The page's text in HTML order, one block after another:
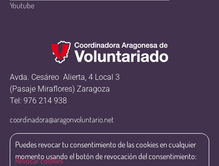
Youtube
Avda. Cesáreo Alierta, 4 Local 3
(Pasaje Miraflores) Zaragoza
Tel: 976 214 938
coordinadora@aragonvoluntario.net
Puedes revocar tu consentimiento de las cookies en cualquier
momento usando el botón de revocación del consentimiento:
Revocar cookies